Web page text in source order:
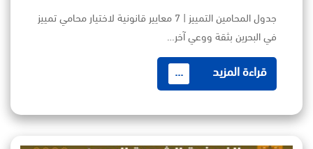
جدول المحامين التمييز | 7 معايير قانونية لاختيار محامي تمييز
في البحرين بثقة ووعي آخر…
قراءة المزيد ...